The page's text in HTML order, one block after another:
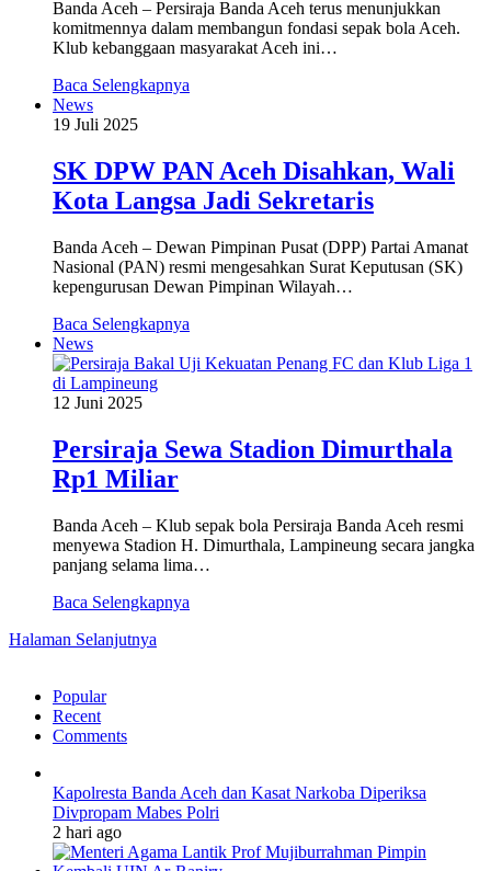
Banda Aceh – Persiraja Banda Aceh terus menunjukkan
komitmennya dalam membangun fondasi sepak bola Aceh.
Klub kebanggaan masyarakat Aceh ini…
Baca Selengkapnya
News
19 Juli 2025
SK DPW PAN Aceh Disahkan, Wali
Kota Langsa Jadi Sekretaris
Banda Aceh – Dewan Pimpinan Pusat (DPP) Partai Amanat
Nasional (PAN) resmi mengesahkan Surat Keputusan (SK)
kepengurusan Dewan Pimpinan Wilayah…
Baca Selengkapnya
News
12 Juni 2025
Persiraja Sewa Stadion Dimurthala
Rp1 Miliar
Banda Aceh – Klub sepak bola Persiraja Banda Aceh resmi
menyewa Stadion H. Dimurthala, Lampineung secara jangka
panjang selama lima…
Baca Selengkapnya
Halaman Selanjutnya
Popular
Recent
Comments
Kapolresta Banda Aceh dan Kasat Narkoba Diperiksa
Divpropam Mabes Polri
2 hari ago